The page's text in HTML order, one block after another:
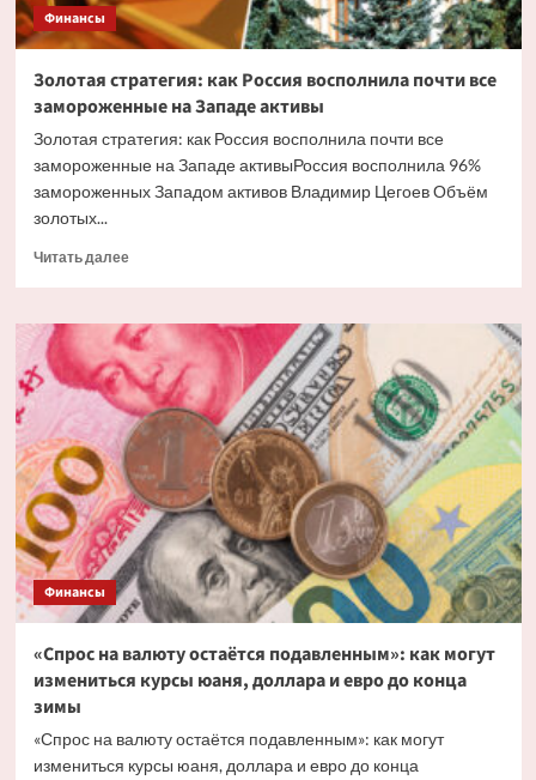
Финансы
Золотая стратегия: как Россия восполнила почти все
замороженные на Западе активы
Золотая стратегия: как Россия восполнила почти все
замороженные на Западе активыРоссия восполнила 96%
замороженных Западом активов Владимир Цегоев Объём
золотых...
Читать далееПрочитать
Золотая
стратегия:
как
Россия
восполнила
почти
замороженные
на
Западе
активы
Финансы
«Спрос на валюту остаётся подавленным»: как могут
измениться курсы юаня, доллара и евро до конца
зимы
«Спрос на валюту остаётся подавленным»: как могут
измениться курсы юаня, доллара и евро до конца